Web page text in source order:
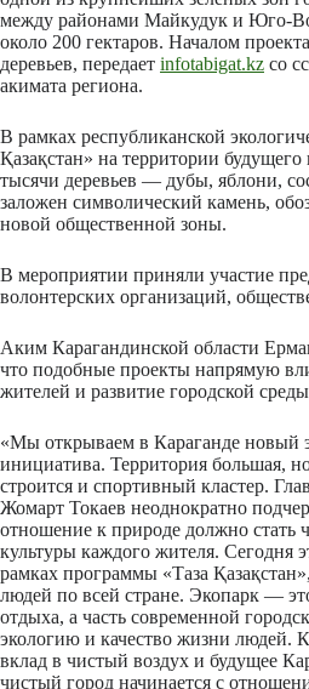
между районами Майкудук и Юго-
около 200 гектаров. Началом
деревьев, передает infotabigat.kz со
акимата региона.
В рамках республиканской
Қазақстан» на территории
тысячи деревьев — дубы, яблони,
заложен символический камень,
новой общественной зоны.
В мероприятии приняли участие
волонтерских организаций,
Аким Карагандинской области
что подобные проекты напрямую
жителей и развитие городской
«Мы открываем в Караганде новый
инициатива. Территория большая,
строится и спортивный кластер.
Жомарт Токаев неоднократно
отношение к природе должно стать
культуры каждого жителя. Сегодня
рамках программы «Таза
людей по всей стране. Экопарк —
отдыха, а часть современной
экологию и качество жизни людей.
вклад в чистый воздух и будущее
чистый город начинается с